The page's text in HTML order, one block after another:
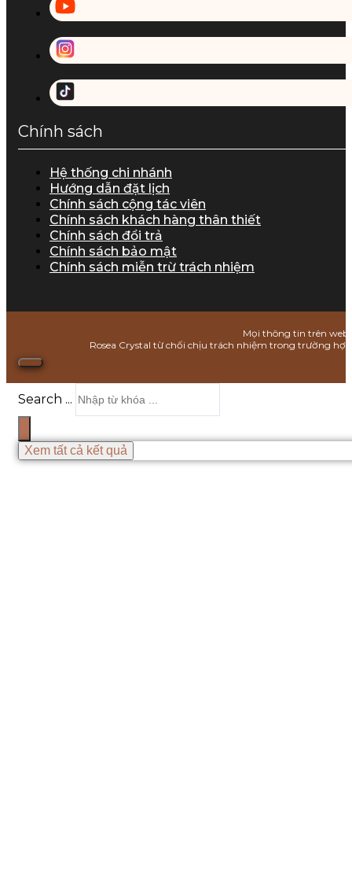
Chính sách
Hệ thống chi nhánh
Hướng dẫn đặt lịch
Chính sách cộng tác viên
Chính sách khách hàng thân thiết
Chính sách đổi trả
Chính sách bảo mật
Chính sách miễn trừ trách nhiệm
Mọi thông tin trên
Rosea Crystal từ chối chịu trách nhiệm trong trường
Search ...
Xem tất cả kết quả